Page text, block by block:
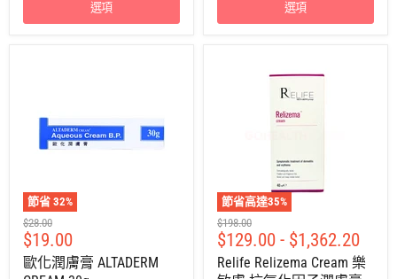
選項 選項
節省 32%
建
議
零
售
$28.00
售
價
$19.00
歐化潤膚膏 ALTADERM
節省高達35%
建
議
零
售
$198.00
$129.00 - $1,362.20
Relife Relizema Cream 樂